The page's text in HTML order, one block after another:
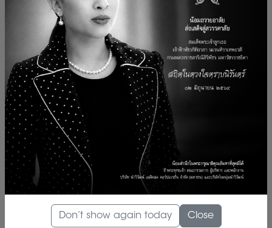
โซลูชั่น จำกัด' โดยมีวัตถุประสงค์หลักเพื่อดำเนินธุรกิจให้
บริการงานสนับสนุนทางการแพทย์แก่โรงพยาบาล หน่วยงาน
สาธารณสุข หรือหน่วยงานภาครัฐ/เอกชนอื่นๆ ที่เกี่ยวข้อง
ด้วยทีมงานผู้เชี่ยวชาญพร้อมเครื่องมือที่ทันสมัยได้รับ
มาตรฐาน ซึ่งนับเป็นองค์ประกอบหลักในการขับเคลื่อน
Healthcare Ecosystem โดยมุ่งเน้นไปที่ 3 บริการหลัก
ดังนี้
- การให้บริการทำให้เครื่องมือแพทย์ปราศจากเชื้อ (Sterile
Processing Service)
- การให้บริการบำบัดมูลฝอยติดเชื้อทางการแพทย์
(Medical Waste Sterilization Service)
- การให้บริการด้านวิศวกรรมชีวการแพทย์ (Biomedical
Engineering Service)
ทั้งนี้การดำเนินงานภายใต้บริษัทใหม่ เริ่มให้บริการแล้วจริงใน
โรงพยาบาลวิมุตและอยู่ในระหว่างการขยายบริการไปยังสถาน
Don’t show again today Close